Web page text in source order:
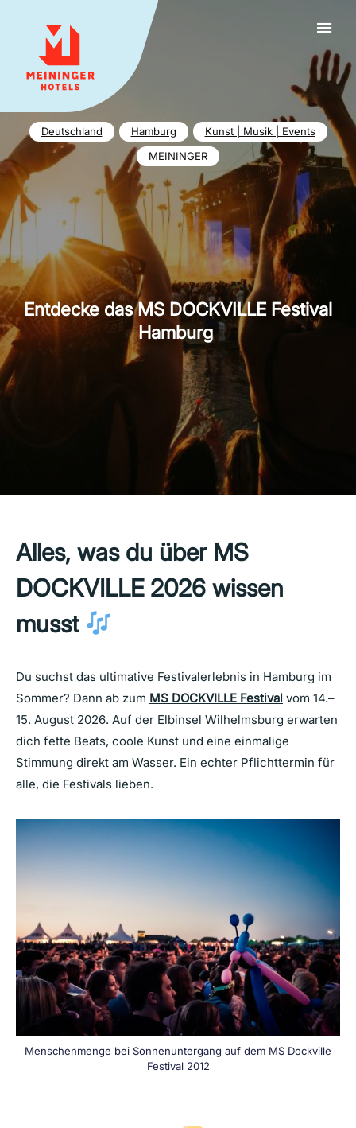
MEININGER HOTELS
Deutschland Hamburg
Kunst | Musik | Events
MEININGER
Entdecke das MS DOCKVILLE Festival
Hamburg
Alles, was du über MS
DOCKVILLE 2026 wissen
musst
Du suchst das ultimative Festivalerlebnis in Hamburg im
Sommer? Dann ab zum MS DOCKVILLE Festival vom 14.–
15. August 2026. Auf der Elbinsel Wilhelmsburg erwarten
dich fette Beats, coole Kunst und eine einmalige
Stimmung direkt am Wasser. Ein echter Pflichttermin für
alle, die Festivals lieben.
Menschenmenge bei Sonnenuntergang auf dem MS Dockville
Festival 2012